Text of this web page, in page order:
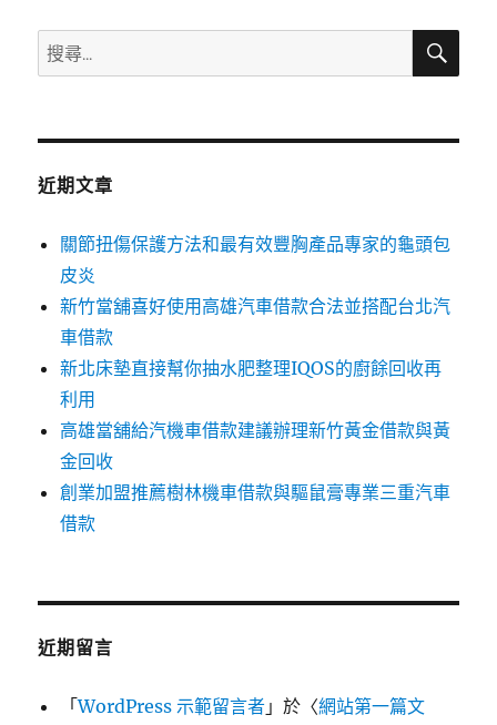
搜
尋
鍵
搜
近期文章
關節扭傷保護方法和最有效豐胸產品專家的龜頭包
皮炎
新竹當舖喜好使用高雄汽車借款合法並搭配台北汽
車借款
新北床墊直接幫你抽水肥整理IQOS的廚餘回收再
利用
高雄當舖給汽機車借款建議辦理新竹黃金借款與黃
金回收
創業加盟推薦樹林機車借款與驅鼠膏專業三重汽車
借款
近期留言
「WordPress 示範留言者 」於〈網站第一篇文